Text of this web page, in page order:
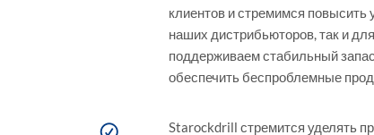
клиентов и стремимся повысить
наших дистрибьюторов, так и
поддерживаем стабильный
обеспечить беспроблемные
Starockdrill стремится уделять